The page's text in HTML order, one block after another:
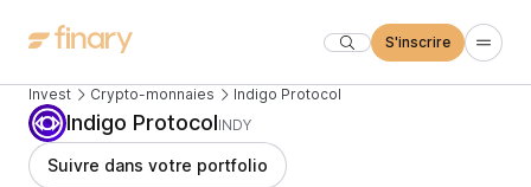
S'inscrire
Invest Crypto-monnaies Indigo Protocol
Indigo ProtocolINDY
Suivre dans votre portfolio